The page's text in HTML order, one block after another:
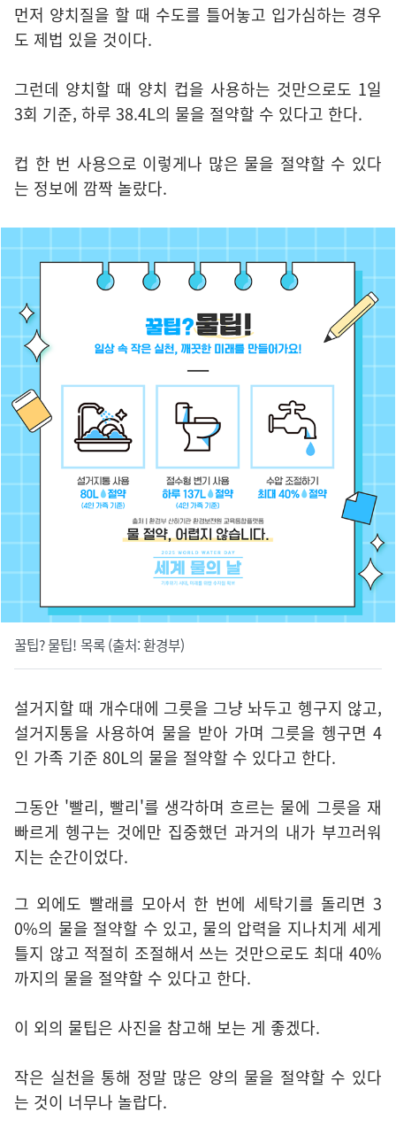
먼저 양치질을 할 때 수도를 틀어놓고 입가심하는 경우
도 제법 있을 것이다.
그런데 양치할 때 양치 컵을 사용하는 것만으로도 1일
3회 기준, 하루 38.4L의 물을 절약할 수 있다고 한다.
컵 한 번 사용으로 이렇게나 많은 물을 절약할 수 있다
는 정보에 깜짝 놀랐다.
꿀팁? 물팁! 목록 (출처: 환경부)
설거지할 때 개수대에 그릇을 그냥 놔두고 헹구지 않고,
설거지통을 사용하여 물을 받아 가며 그릇을 헹구면 4
인 가족 기준 80L의 물을 절약할 수 있다고 한다.
그동안 '빨리, 빨리'를 생각하며 흐르는 물에 그릇을 재
빠르게 헹구는 것에만 집중했던 과거의 내가 부끄러워
지는 순간이었다.
그 외에도 빨래를 모아서 한 번에 세탁기를 돌리면 3
0%의 물을 절약할 수 있고, 물의 압력을 지나치게 세게
틀지 않고 적절히 조절해서 쓰는 것만으로도 최대 40%
까지의 물을 절약할 수 있다고 한다.
이 외의 물팁은 사진을 참고해 보는 게 좋겠다.
작은 실천을 통해 정말 많은 양의 물을 절약할 수 있다
는 것이 너무나 놀랍다.